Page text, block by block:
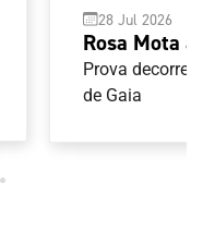
28 Jul 2026
Rosa Mota
Open G1 de
Prova
de Gaia